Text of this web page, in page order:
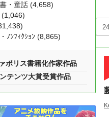
・童話 (4,658)
(1,046)
ﾉﾝﾌｨｸｼｮﾝ (8,865)
ポリス書籍化作家作品
テンツ大賞受賞作品